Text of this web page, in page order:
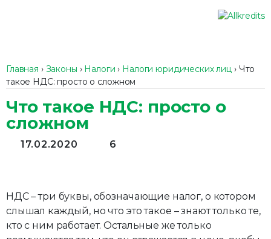
Главная › Законы › Налоги › Налоги юридических лиц › Что
такое НДС: просто о сложном
Что такое НДС: просто о
сложном
17.02.2020 6
НДС – три буквы, обозначающие налог, о котором
слышал каждый, но что это такое – знают только те,
кто с ним работает. Остальные же только